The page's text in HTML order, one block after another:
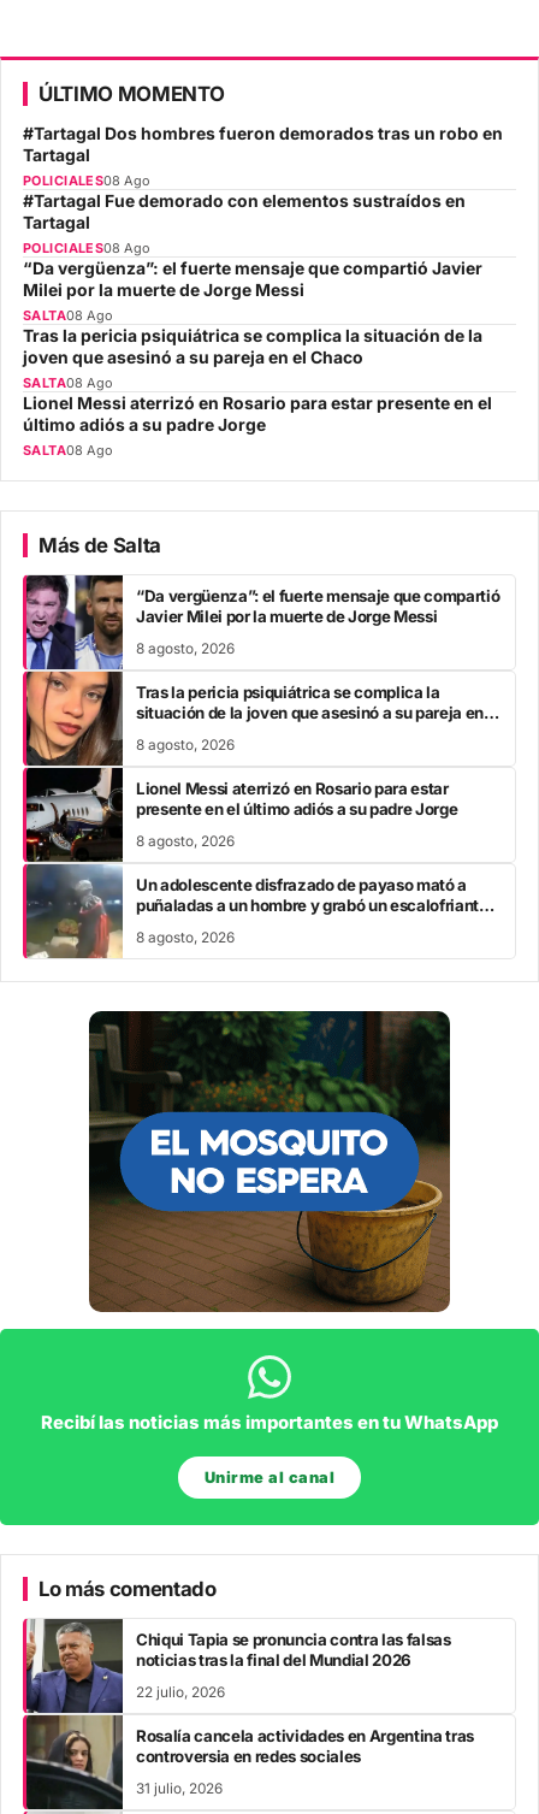
ÚLTIMO MOMENTO
#Tartagal Dos hombres fueron demorados tras un robo en
Tartagal
POLICIALES08 Ago
#Tartagal Fue demorado con elementos sustraídos en
Tartagal
POLICIALES08 Ago
“Da vergüenza”: el fuerte mensaje que compartió Javier
Milei por la muerte de Jorge Messi
SALTA08 Ago
Tras la pericia psiquiátrica se complica la situación de la
joven que asesinó a su pareja en el Chaco
SALTA08 Ago
Lionel Messi aterrizó en Rosario para estar presente en el
último adiós a su padre Jorge
SALTA08 Ago
Más de Salta
“Da vergüenza”: el fuerte mensaje que compartió
Javier Milei por la muerte de Jorge Messi
8 agosto, 2026
Tras la pericia psiquiátrica se complica la
situación de la joven que asesinó a su pareja en el
8 agosto, 2026
Lionel Messi aterrizó en Rosario para estar
presente en el último adiós a su padre Jorge
8 agosto, 2026
Un adolescente disfrazado de payaso mató a
puñaladas a un hombre y grabó un escalofriante
8 agosto, 2026
Recibí las noticias más importantes en tu WhatsApp
Unirme al canal
Lo más comentado
Chiqui Tapia se pronuncia contra las falsas
noticias tras la final del Mundial 2026
22 julio, 2026
Rosalía cancela actividades en Argentina tras
controversia en redes sociales
31 julio, 2026